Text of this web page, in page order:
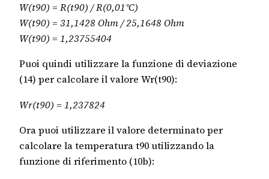
W(t90) = R(t90) / R(0,01°C)
W(t90) = 31,1428 Ohm / 25,1648 Ohm
W(t90) = 1,23755404
Puoi quindi utilizzare la funzione di deviazione
(14) per calcolare il valore Wr(t90):
Wr(t90) = 1,237824
Ora puoi utilizzare il valore determinato per
calcolare la temperatura t90 utilizzando la
funzione di riferimento (10b):